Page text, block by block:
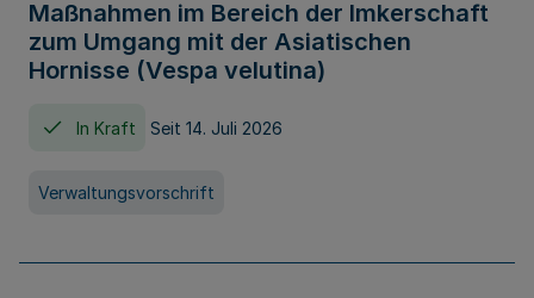
Maßnahmen im Bereich der Imkerschaft
zum Umgang mit der Asiatischen
Hornisse (Vespa velutina)
In Kraft Seit 14. Juli 2026
Verwaltungsvorschrift